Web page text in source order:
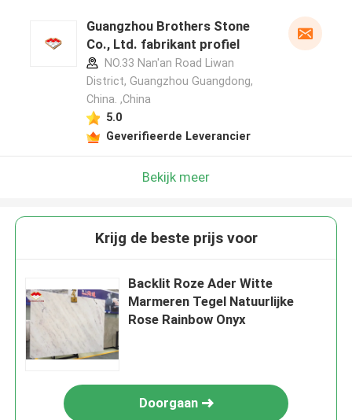
Guangzhou Brothers Stone
Co., Ltd. fabrikant profiel
NO.33 Nan'an Road Liwan
District, Guangzhou Guangdong,
China. ,China
5.0
Geverifieerde Leverancier
Bekijk meer
Krijg de beste prijs voor
Backlit Roze Ader Witte
Marmeren Tegel Natuurlijke
Rose Rainbow Onyx
Doorgaan